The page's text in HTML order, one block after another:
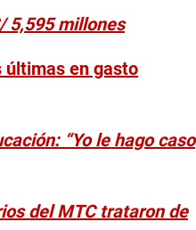
5,595 millones
últimas en gasto
“Yo le hago caso
del MTC trataron de